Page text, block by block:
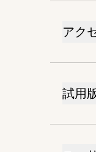
アク
試用